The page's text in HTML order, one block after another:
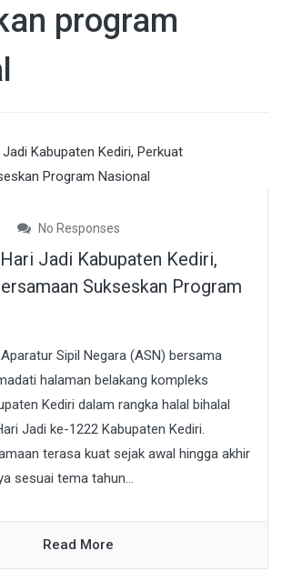
program
No Responses
Jadi Kabupaten Kediri,
Sukseskan Program
Aparatur Sipil Negara (ASN) bersama
halaman belakang kompleks
Kediri dalam rangka halal bihalal
Jadi ke-1222 Kabupaten Kediri.
terasa kuat sejak awal hingga akhir
sesuai tema tahun...
Read More